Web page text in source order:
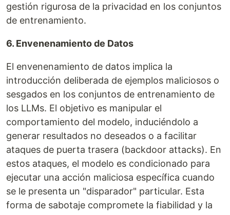
gestión rigurosa de la privacidad en los conjuntos
de entrenamiento.
6. Envenenamiento de Datos
El envenenamiento de datos implica la
introducción deliberada de ejemplos maliciosos o
sesgados en los conjuntos de entrenamiento de
los LLMs. El objetivo es manipular el
comportamiento del modelo, induciéndolo a
generar resultados no deseados o a facilitar
ataques de puerta trasera (backdoor attacks). En
estos ataques, el modelo es condicionado para
ejecutar una acción maliciosa específica cuando
se le presenta un "disparador" particular. Esta
forma de sabotaje compromete la fiabilidad y la